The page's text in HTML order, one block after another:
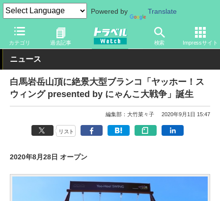
Powered by Translate
カテゴリ 過去記事 検索 Impressサイト
トラベル Watch 地域 国内旅行 中部
ニュース
白馬岩岳山頂に絶景大型ブランコ「ヤッホー！ス
ウィング presented by にゃんこ大戦争」誕生
編集部：大竹菜々子 2020年9月1日 15:47
リスト
2020年8月28日 オープン